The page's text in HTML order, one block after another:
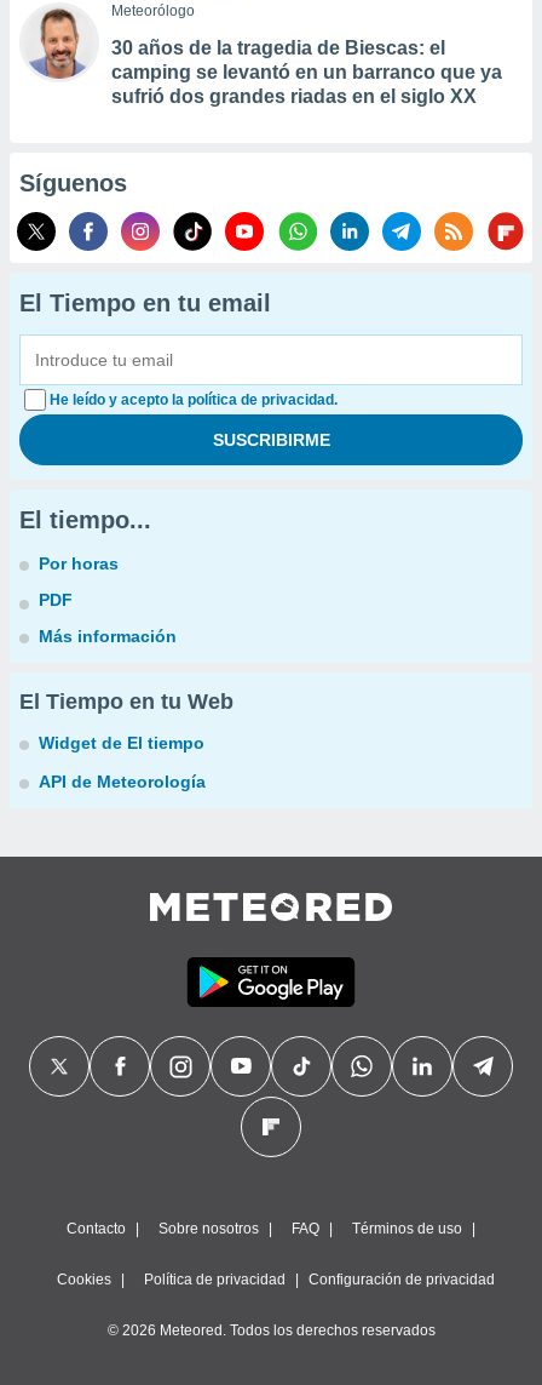
Meteorólogo
30 años de la tragedia de Biescas: el
camping se levantó en un barranco que ya
sufrió dos grandes riadas en el siglo XX
Síguenos
El Tiempo en tu email
He leído y acepto la política de privacidad.
El tiempo...
Por horas
PDF
Más información
El Tiempo en tu Web
Widget de El tiempo
API de Meteorología
Contacto Sobre nosotros FAQ Términos de uso
Cookies Política de privacidad Configuración de privacidad
© 2026 Meteored. Todos los derechos reservados